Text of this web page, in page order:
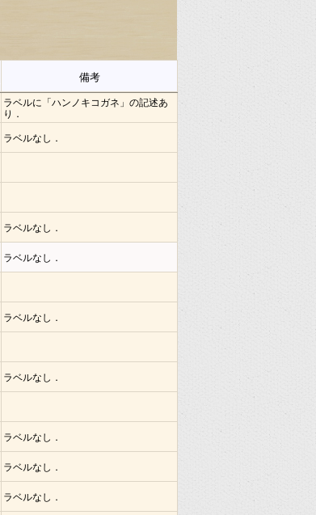
備考
ラベルに「ハンノキコガネ」の記述あ
り．
ラベルなし．
ラベルなし．
ラベルなし．
ラベルなし．
ラベルなし．
ラベルなし．
ラベルなし．
ラベルなし．